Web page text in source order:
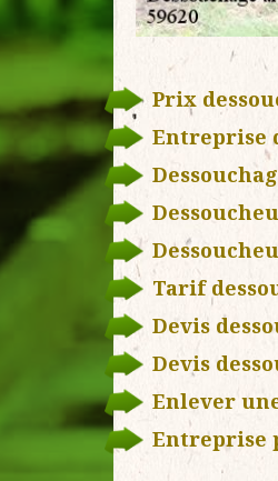
Prix
Entreprise
Tarif
Devis
Devis
Enlever
Entreprise